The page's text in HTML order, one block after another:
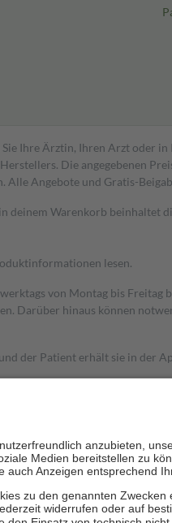
Ihre Ärztin, Ihren Arzt oder
Die angegebenen
Angebote und Gratis-
Warenkorb
lesen.
von Montag bis
Darüber hinaus können
der Patient erhält sie in der
der Kosten sowie zehn
und die besondere Stellung
der Fahrkosten
werden